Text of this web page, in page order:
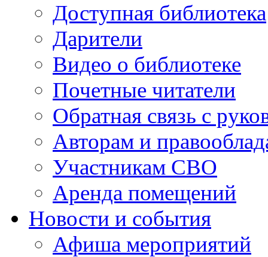
Доступная библиотека
Дарители
Видео о библиотеке
Почетные читатели
Обратная связь с
Авторам и
Участникам СВО
Аренда помещений
Новости и события
Афиша мероприятий